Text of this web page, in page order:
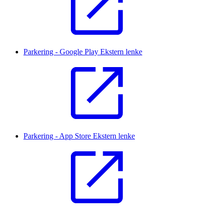
Parkering - Google Play Ekstern lenke
Parkering - App Store Ekstern lenke